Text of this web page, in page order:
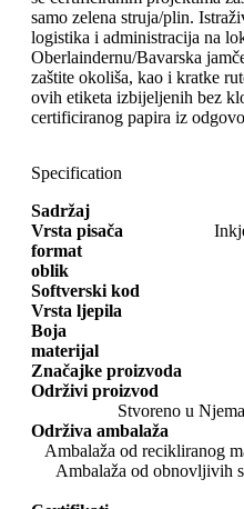
samo zelena struja/plin.
logistika i administracija na
Oberlaindernu/Bavarska
zaštite okoliša, kao i kratke
ovih etiketa izbijeljenih bez
certificiranog papira iz
Specification
Sadržaj
Vrsta pisača
format
oblik
Softverski kod
Vrsta ljepila
Boja
materijal
Značajke proizvoda
Održivi proizvod
Stvoreno u
Održiva ambalaža
Ambalaža od recikliranog
Ambalaža od obnovljivih